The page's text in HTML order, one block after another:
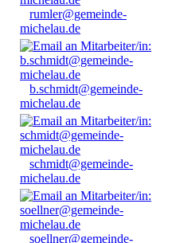
rumler@gemeinde-
michelau.de
b.schmidt@gemeinde-
michelau.de
schmidt@gemeinde-
michelau.de
soellner@gemeinde-